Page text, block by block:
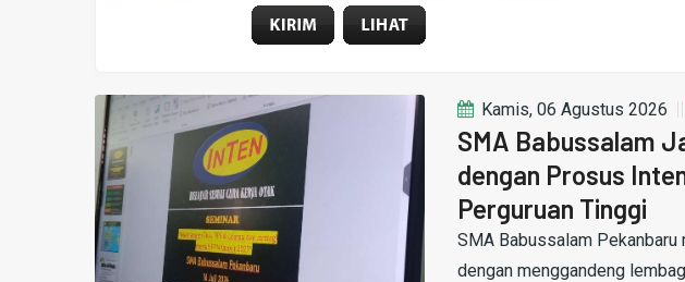
Kamis, 06 Agustus 2026
SMA Babussalam
dengan Prosus
Perguruan Tinggi
SMA Babussalam
dengan menggandeng